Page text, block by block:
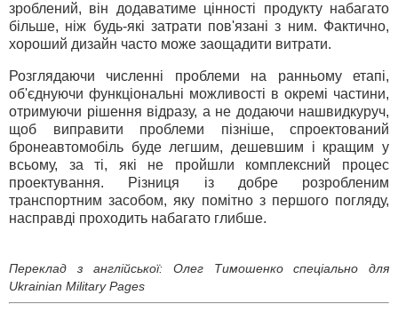
зроблений, він додаватиме цінності продукту набагато
більше, ніж будь-які затрати пов'язані з ним. Фактично,
хороший дизайн часто може заощадити витрати.
Розглядаючи численні проблеми на ранньому етапі,
об'єднуючи функціональні можливості в окремі частини,
отримуючи рішення відразу, а не додаючи нашвидкуруч,
щоб виправити проблеми пізніше, спроектований
бронеавтомобіль буде легшим, дешевшим і кращим у
всьому, за ті, які не пройшли комплексний процес
проектування. Різниця із добре розробленим
транспортним засобом, яку помітно з першого погляду,
насправді проходить набагато глибше.
Переклад з англійської: Олег Тимошенко спеціально для
Ukrainian Military Pages